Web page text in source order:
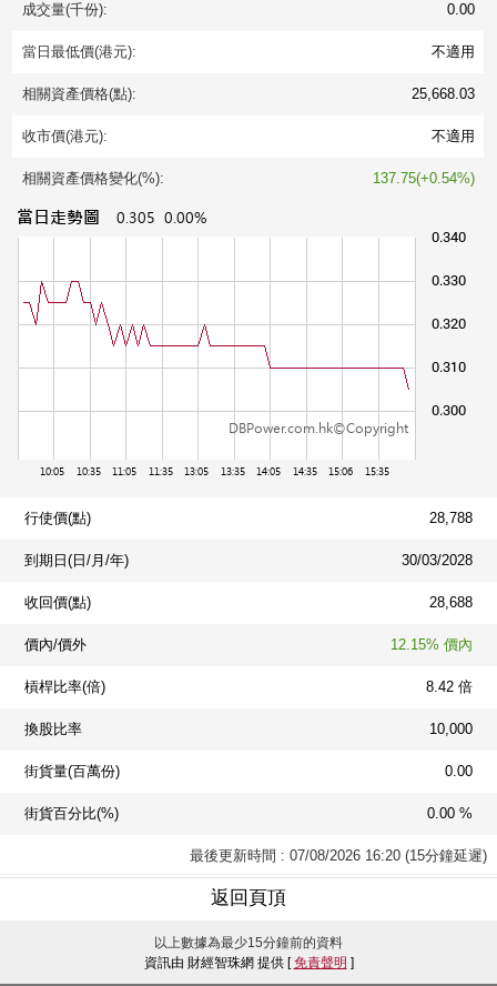
成交量(千份): 0.00
當日最低價(港元): 不適用
相關資產價格(點): 25,668.03
收市價(港元): 不適用
相關資產價格變化(%): 137.75(+0.54%)
行使價(點) 28,788
到期日(日/月/年) 30/03/2028
收回價(點) 28,688
價內/價外 12.15% 價內
槓桿比率(倍) 8.42 倍
換股比率 10,000
街貨量(百萬份) 0.00
街貨百分比(%) 0.00 %
最後更新時間 : 07/08/2026 16:20 (15分鐘延遲)
返回頁頂
以上數據為最少15分鐘前的資料
資訊由 財經智珠網 提供 [免責聲明 ]